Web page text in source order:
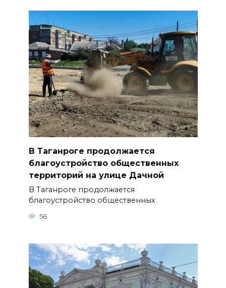
В Таганроге продолжается
благоустройство общественных
территорий на улице Дачной
В Таганроге продолжается
благоустройство общественных
56